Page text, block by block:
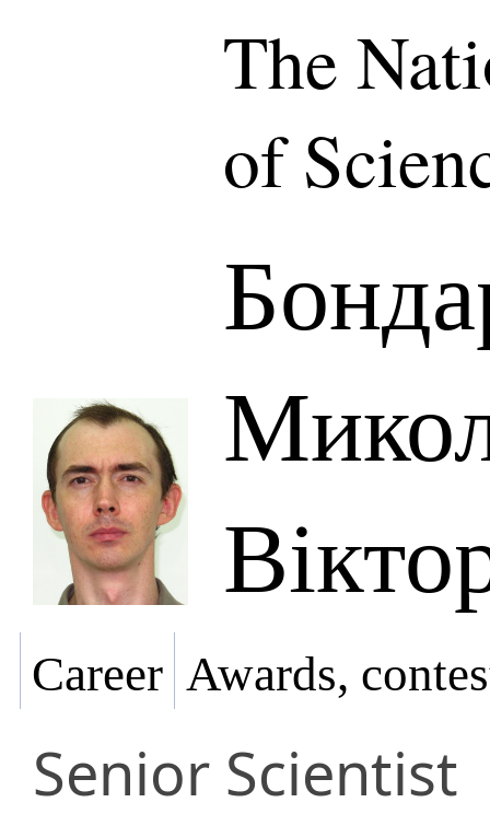
The
of
Career Awards,
Senior Scientist